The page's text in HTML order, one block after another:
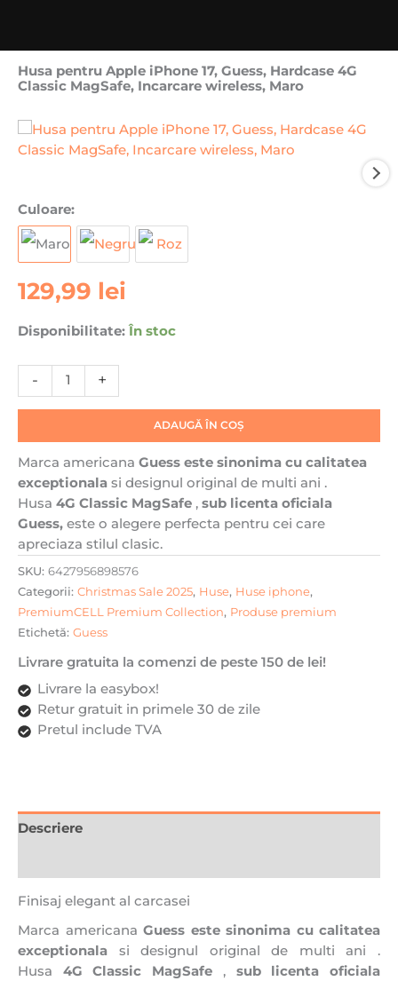
Husa pentru Apple iPhone 17, Guess, Hardcase 4G
Classic MagSafe, Incarcare wireless, Maro
Culoare:
129,99 lei
Disponibilitate: În stoc
-
Cantitate
Husa
pentru
iPhone
Guess,
Classic
MagSafe,
wireless,
+
ADAUGĂ ÎN COȘ
Marca americana Guess este sinonima cu calitatea
exceptionala si designul original de multi ani .
Husa 4G Classic MagSafe , sub licenta oficiala
Guess, este o alegere perfecta pentru cei care
apreciaza stilul clasic.
SKU: 6427956898576
Categorii: Christmas Sale 2025, Huse, Huse iphone,
PremiumCELL Premium Collection, Produse premium
Etichetă: Guess
Livrare gratuita la comenzi de peste 150 de lei!
Livrare la easybox!
Retur gratuit in primele 30 de zile
Pretul include TVA
Descriere
Finisaj elegant al carcasei
Marca americana Guess este sinonima cu calitatea
exceptionala si designul original de multi ani .
Husa 4G Classic MagSafe ,sub licenta oficiala